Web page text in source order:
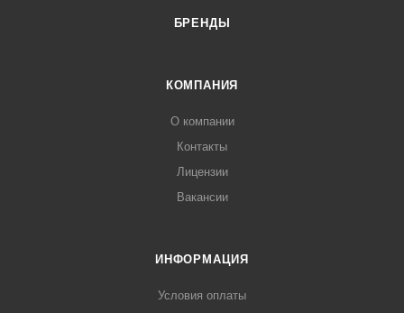
БРЕНДЫ
КОМПАНИЯ
О компании
Контакты
Лицензии
Вакансии
ИНФОРМАЦИЯ
Условия оплаты